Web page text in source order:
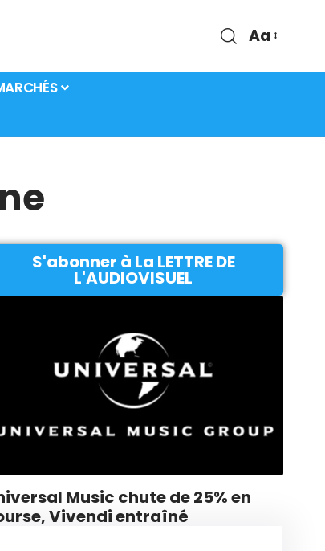
Aa
S'abonner à La LETTRE DE
L'AUDIOVISUEL
Music chute de 25% en
Vivendi entraîné